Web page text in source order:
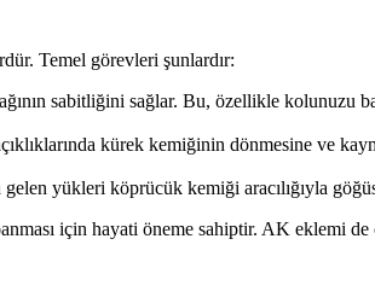
Temel görevleri şunlardır:
sabitliğini sağlar. Bu, özellikle kolunuzu
kürek kemiğinin dönmesine ve
yükleri köprücük kemiği aracılığıyla
için hayati öneme sahiptir. AK eklemi